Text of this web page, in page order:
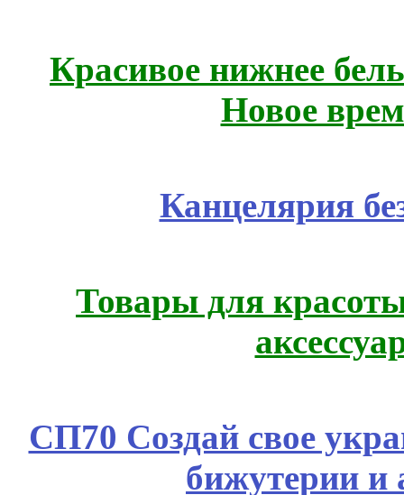
Красивое нижнее
Новое
Канцелярия
Товары для
СП70 Создай свое
бижутерии и